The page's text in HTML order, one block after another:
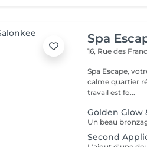
Spa
16, Rue des
Spa Escape,
calme quartier
travail est fo...
Golden Glow
Second